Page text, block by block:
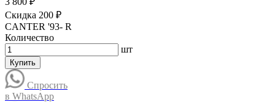
Скидка 200 ₽
CANTER '93- R
Количество
шт
Купить
Спросить
в WhatsApp